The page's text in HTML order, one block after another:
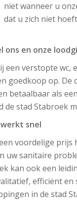
niet wanneer u
dat u zich niet
ons en onze
een verstopte
goedkoop op.
betaalbaar als
de stad Stabroek
snel
voordelige
uw sanitaire
kan ook een
efficiënt
in de stad